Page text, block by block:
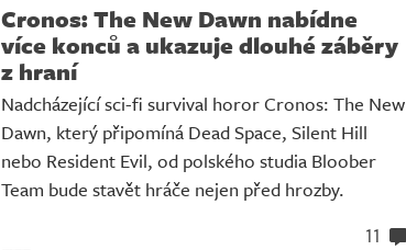
Cronos: The New Dawn nabídne
více konců a ukazuje dlouhé záběry
z hraní
Nadcházející sci-fi survival horor Cronos: The New
Dawn, který připomíná Dead Space, Silent Hill
nebo Resident Evil, od polského studia Bloober
Team bude stavět hráče nejen před hrozby.
11